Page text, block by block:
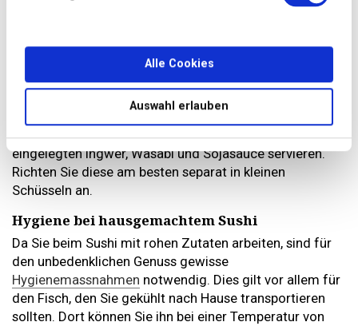
Alle Cookies
Auswahl erlauben
Sie möchten andere Sushi-Varianten selber machen?
Sushi würzen und servieren
Die japanische Köstlichkeit lebt auch von der Optik. So
sorgt zum Beispiel asiatisches Essgeschirr mit Stäbchen
können Sie zu Ihrem selber zubereiteten Sushi
eingelegten Ingwer, Wasabi und Sojasauce servieren.
Richten Sie diese am besten separat in kleinen
Schüsseln an.
Hygiene bei hausgemachtem Sushi
Da Sie beim Sushi mit rohen Zutaten arbeiten, sind für
den unbedenklichen Genuss gewisse
Hygienemassnahmen notwendig. Dies gilt vor allem für
den Fisch, den Sie gekühlt nach Hause transportieren
sollten. Dort können Sie ihn bei einer Temperatur von